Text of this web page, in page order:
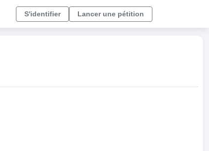
S'identifier Lancer une pétition